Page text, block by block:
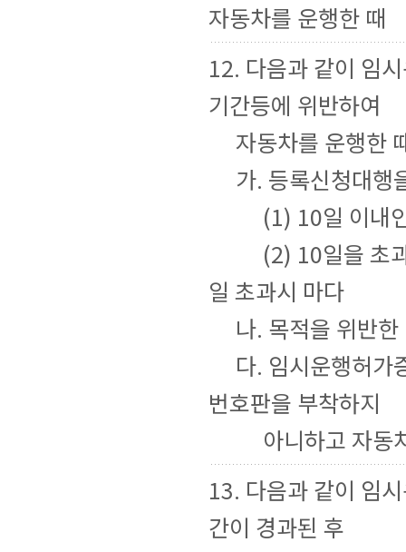
자동차를 운행한 때
12. 다음과 같이 임
기간등에 위반하여
자동차를 운행한
가. 등록신청대행
(1) 10일 이내
(2) 10일을 초과
일 초과시 마다
나. 목적을 위반한
다. 임시운행허가
번호판을 부착하지
아니하고 자동
13. 다음과 같이 임
간이 경과된 후